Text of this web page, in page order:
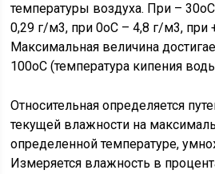
температуры воздуха. При –
0,29 г/м3, при 0оС – 4,8 г/м3, при
Максимальная величина
100оС (температура кипения
Относительная определяется
текущей влажности на
определенной температуре,
Измеряется влажность в